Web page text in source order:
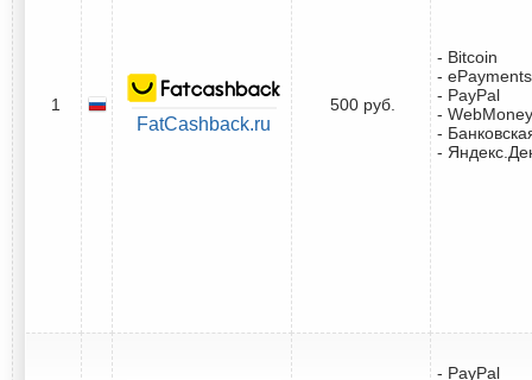
1
FatCashback.ru
500 руб.
- Bitcoin
- ePayments
- PayPal
- WebMoney
-
-
- PayPal